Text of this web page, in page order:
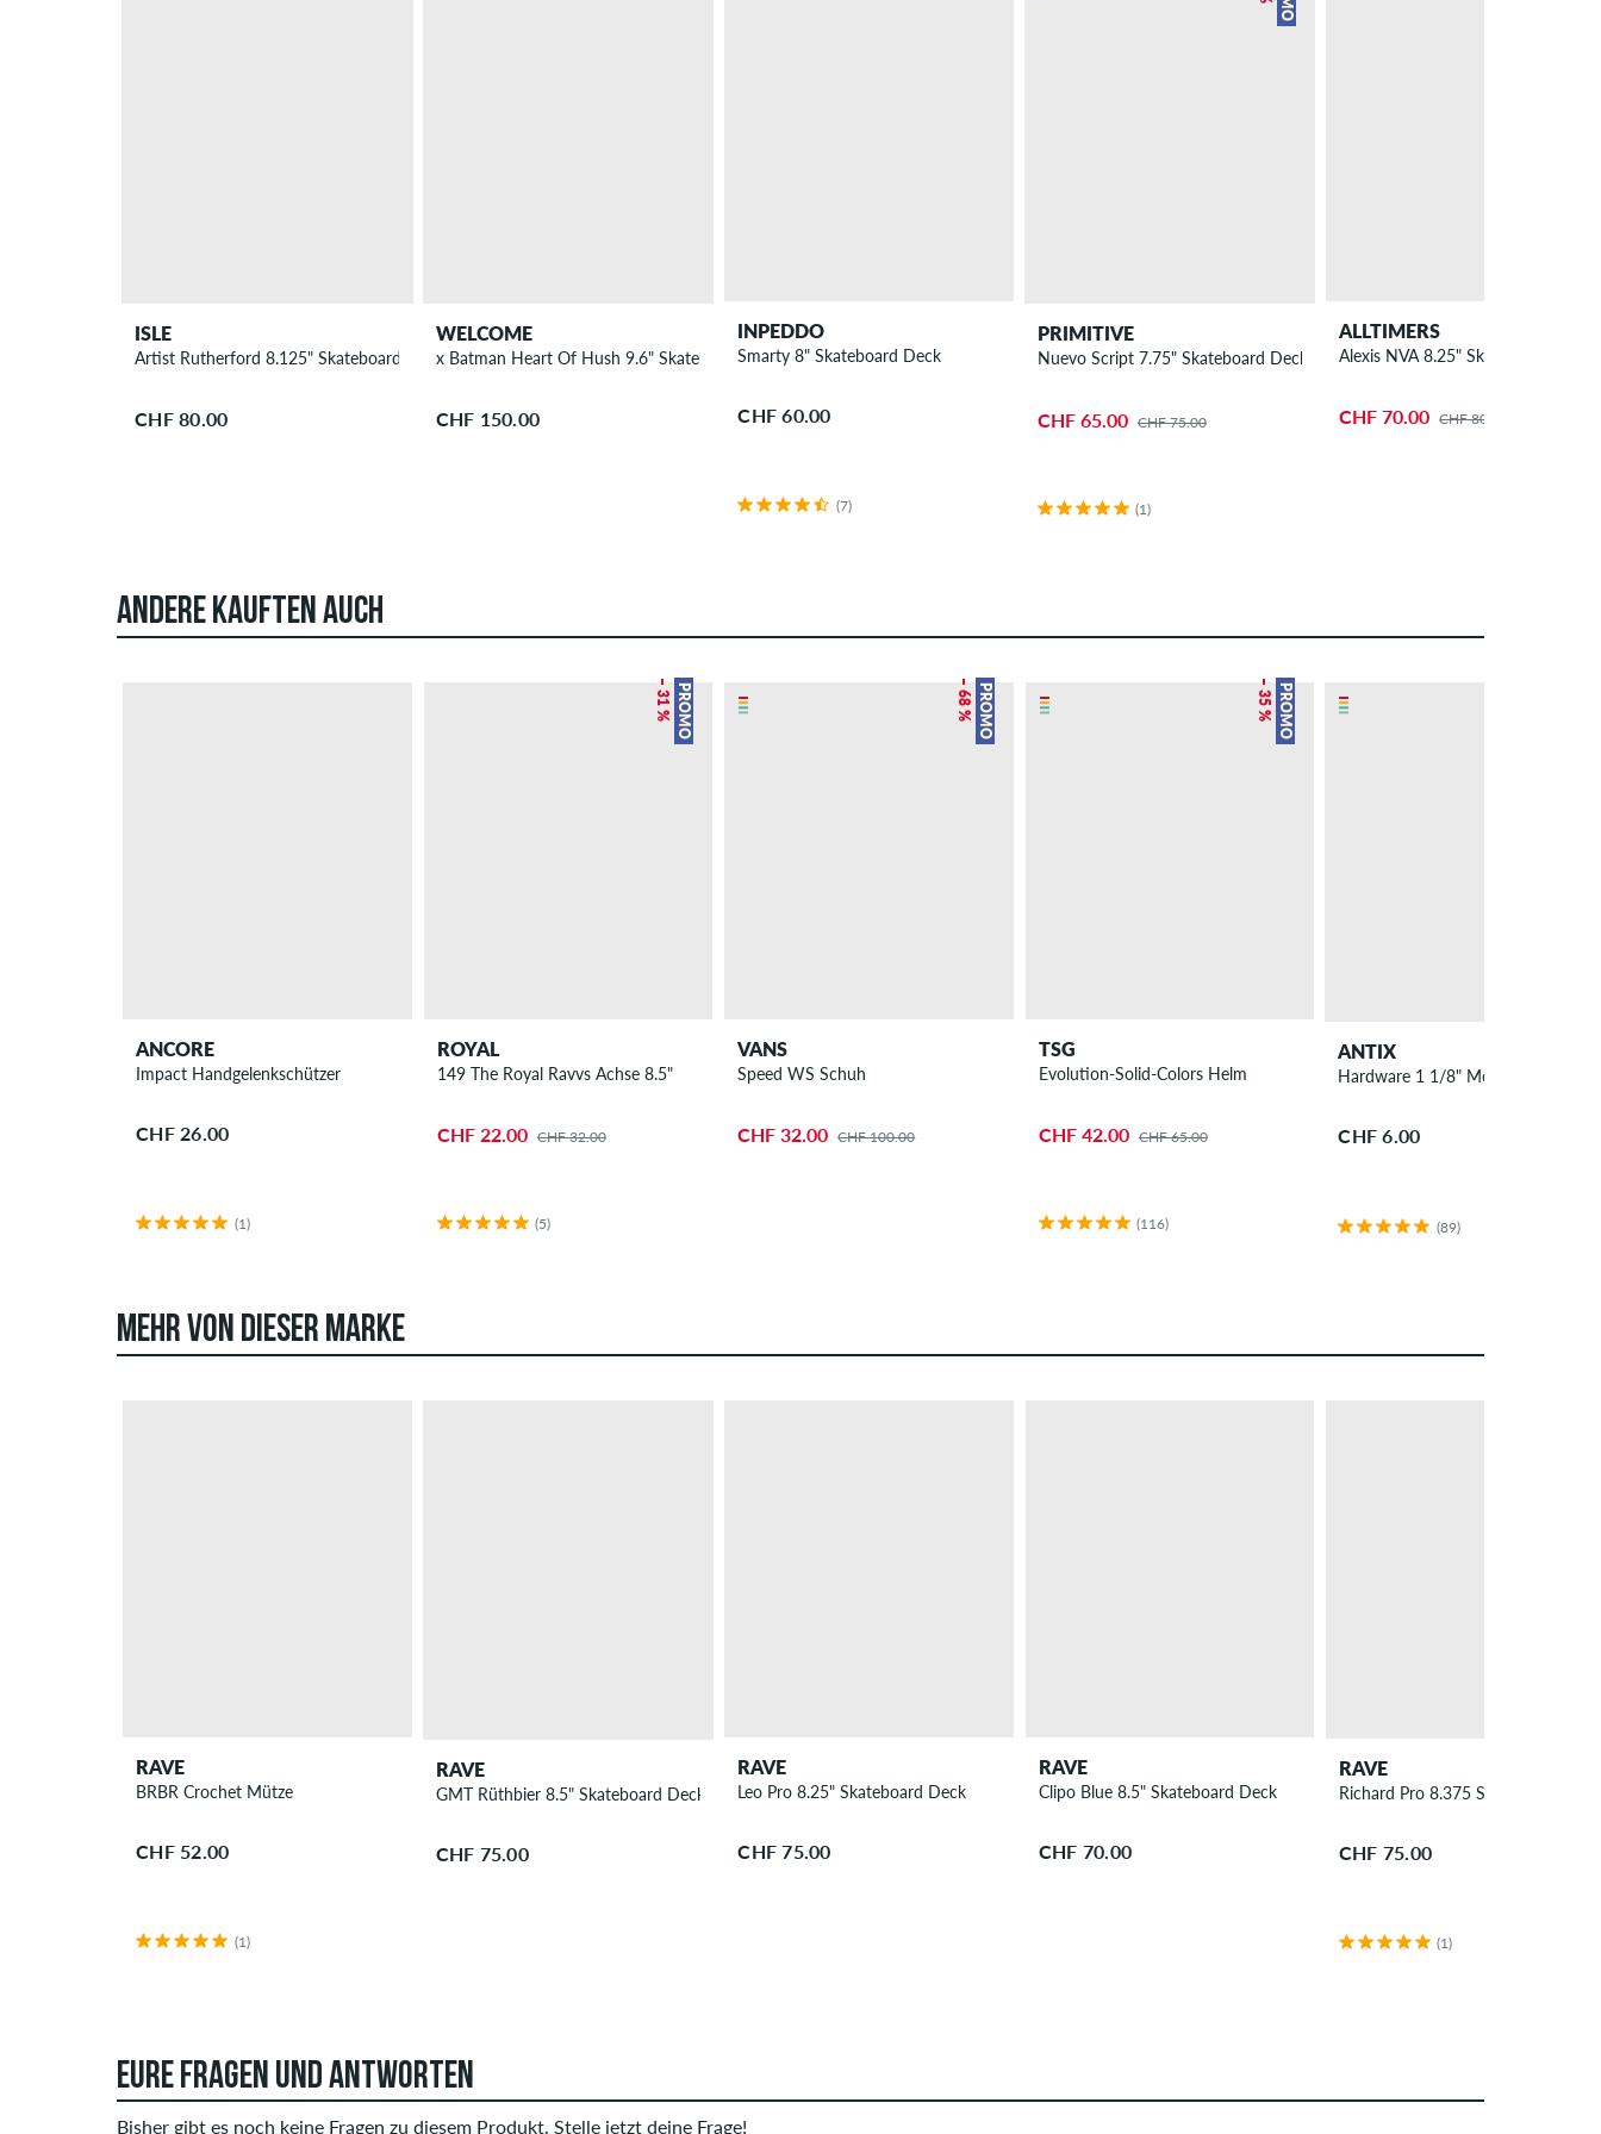
ISLE
Artist Rutherford 8.125" Skateboard Deck
CHF 80.00
WELCOME
x Batman Heart Of Hush 9.6" Skateboard Deck
CHF 150.00
INPEDDO
Smarty 8" Skateboard Deck
CHF 60.00
(7)
PRIMITIVE
Nuevo Script 7.75" Skateboard Deck
CHF 65.00 CHF 75.00
(1)
ALLTIMERS
Alexis NVA 8.25" Skateboard Deck
CHF 70.00 CHF 80.00
ANDERE KAUFTEN AUCH
ANCORE
Impact Handgelenkschützer
CHF 26.00
(1)
PROMO
– 31 %
ROYAL
149 The Royal Ravvs Achse 8.5"
CHF 22.00 CHF 32.00
(5)
PROMO
– 68 %
VANS
Speed WS Schuh
CHF 32.00 CHF 100.00
PROMO
– 35 %
TSG
Evolution-Solid-Colors Helm
CHF 42.00 CHF 65.00
(116)
ANTIX
Hardware 1 1/8" Montageset
CHF 6.00
(89)
MEHR VON DIESER MARKE
RAVE
BRBR Crochet Mütze
CHF 52.00
(1)
RAVE
GMT Rüthbier 8.5" Skateboard Deck
CHF 75.00
RAVE
Leo Pro 8.25" Skateboard Deck
CHF 75.00
RAVE
Clipo Blue 8.5" Skateboard Deck
CHF 70.00
RAVE
Richard Pro 8.375 Skateboard Deck
CHF 75.00
(1)
EURE FRAGEN UND ANTWORTEN
Bisher gibt es noch keine Fragen zu diesem Produkt. Stelle jetzt deine Frage!